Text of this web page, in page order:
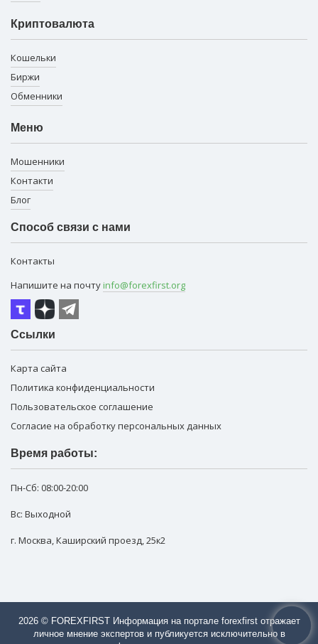
Криптовалюта
Кошельки
Биржи
Обменники
Меню
Мошенники
Контакти
Блог
Способ связи с нами
Контакты
Напишите на почту info@forexfirst.org
Ссылки
Карта сайта
Политика конфиденциальности
Пользовательское соглашение
Согласие на обработку персональных данных
Время работы:
Пн-Сб: 08:00-20:00
Вс: Выходной
г. Москва,Каширский проезд, 25к2
2026 © FOREXFIRST Информация на портале forexfirst отражает
личное мнение экспертов и публикуется исключительно в